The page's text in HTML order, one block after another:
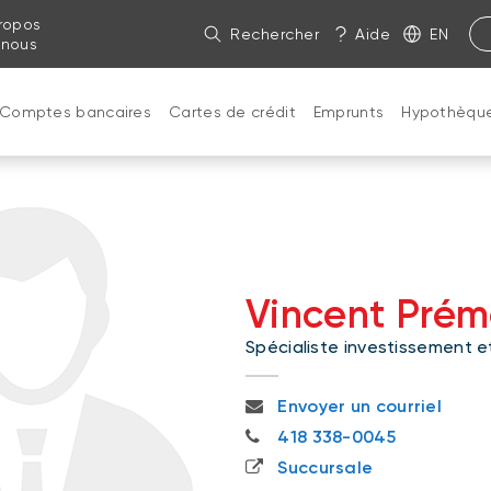
Rechercher Aide EN
Comptes bancaires Cartes de crédit Emprunts
Vincent
Spécialiste investissement
vincent.premont-
Envoyer un courriel
418 338-0045
418 338-0045
Succursale